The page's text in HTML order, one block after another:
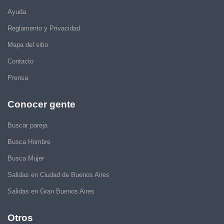
Ayuda
Reglamento y Privacidad
Mapa del sitio
Contacto
Prensa
Conocer gente
Buscar pareja
Busca Hombre
Busca Mujer
Salidas en Ciudad de Buenos Aires
Salidas en Gran Buenos Aires
Otros